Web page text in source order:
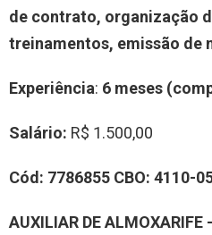
de contrato, organização
treinamentos, emissão de
Experiência: 6 meses
Salário: R$ 1.500,00
Cód: 7786855 CBO: 4110-
AUXILIAR DEALMOXARIFE